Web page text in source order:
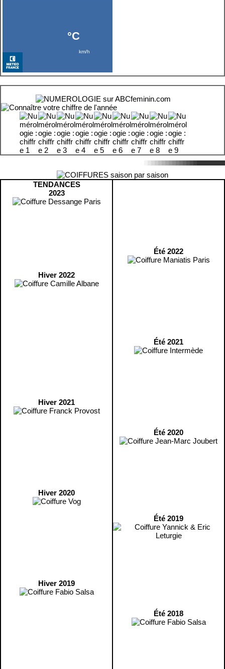
TENDANCES
2023
Hiver 2022
Hiver 2021
Hiver 2020
Hiver 2019
Été 2022
Été 2021
Été 2020
Été 2019
Été 2018